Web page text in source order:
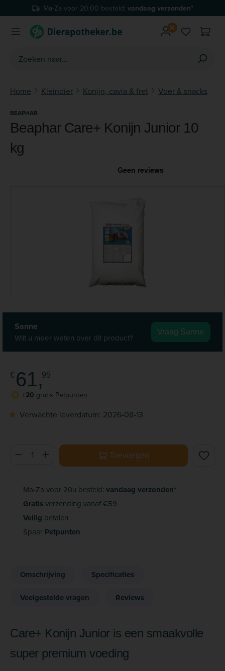
Ga naar de hoofdinhoudMa-Za voor 20:00 besteld: vandaag verzonden*
Je hebt
Home Kleindier Konijn, cavia & fret Voer & snacks
Sanne
Wilt u meer weten over dit product?
Vraag Sanne
BEAPHAR
Beaphar Care+ Konijn Junior 10
kg
Verwachte leverdatum: 2026-08-13
€ 61,95
Producthoeveelheid: Voer de gewenste hoeveelheid in of
Toevoegen
P +20 gratis Petpunten
Ma-Za voor 20u besteld: vandaag verzonden*
Gratisverzending vanaf €59
Veilig betalen
Spaar Petpunten
Omschrijving Specificaties
Veelgestelde vragen Reviews
Care+ Konijn Junior is een smaakvolle
super premium voeding